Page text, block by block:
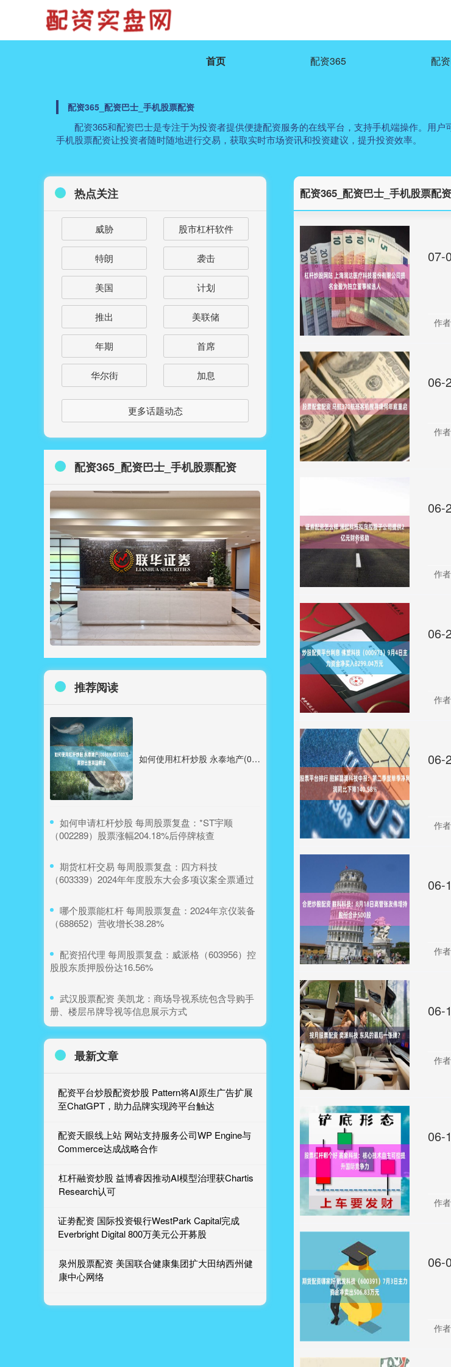
首页 配资365 配
配资365_配资巴士_手机股票配资
配资365和配资巴士是专注于为投资者提供便捷配资服务的在线平台，支持手机端操作。用
手机股票配资让投资者随时随地进行交易，获取实时市场资讯和投资建议，提升投资效率。
配资365_配资巴士_手机股票配
07-
作
06-
作
06-
作
06-
作
06-
作
06-
作
06-
作
06-
作
06-
作
热点关注
威胁 股市杠杆软件
特朗 袭击
美国 计划
推出 美联储
年期 首席
华尔街 加息
更多话题动态
配资365_配资巴士_手机股票配资
推荐阅读
如何使用杠杆炒股 永泰地产(00369)拟3100万英镑出售英国物业
​如何申请杠杆炒股 每周股票复盘：*ST宇顺
（002289）股票涨幅204.18%后停牌核查
​期货杠杆交易 每周股票复盘：四方科技
（603339）2024年年度股东大会多项议案全票通过
​哪个股票能杠杆 每周股票复盘：2024年京仪装备
（688652）营收增长38.28%
​配资招代理 每周股票复盘：威派格（603956）控
股股东质押股份达16.56%
​武汉股票配资 美凯龙：商场导视系统包含导购手
册、楼层吊牌导视等信息展示方式
最新文章
配资平台炒股配资炒股 Pattern将AI原生广告扩展
至ChatGPT，助力品牌实现跨平台触达
配资天眼线上站 网站支持服务公司WP Engine与
Commerce达成战略合作
杠杆融资炒股 益博睿因推动AI模型治理获Chartis
Research认可
证劵配资 国际投资银行WestPark Capital完成
Everbright Digital 800万美元公开募股
泉州股票配资 美国联合健康集团扩大田纳西州健
康中心网络